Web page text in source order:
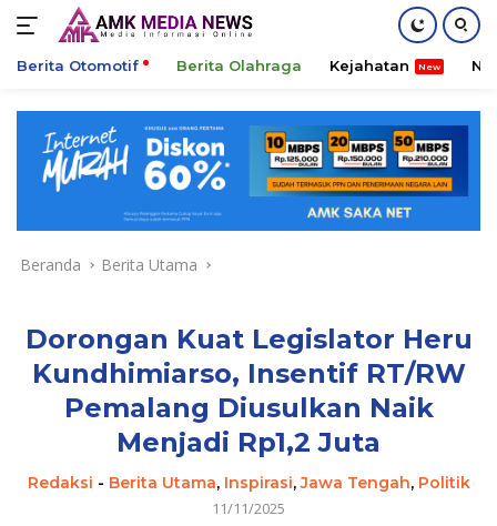
konten
Berita Otomotif Berita Olahraga Kejahatan
Beranda Berita Utama
Dorongan Kuat Legislator Heru
Kundhimiarso, Insentif RT/RW
Pemalang Diusulkan Naik
Menjadi Rp1,2 Juta
Redaksi - Berita Utama, Inspirasi,Jawa Tengah, Politik
11/11/2025